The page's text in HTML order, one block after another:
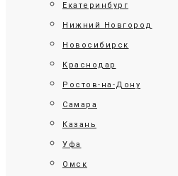
Екатеринбург
Нижний Новгород
Новосибирск
Краснодар
Ростов-на-Дону
Самара
Казань
Уфа
Омск